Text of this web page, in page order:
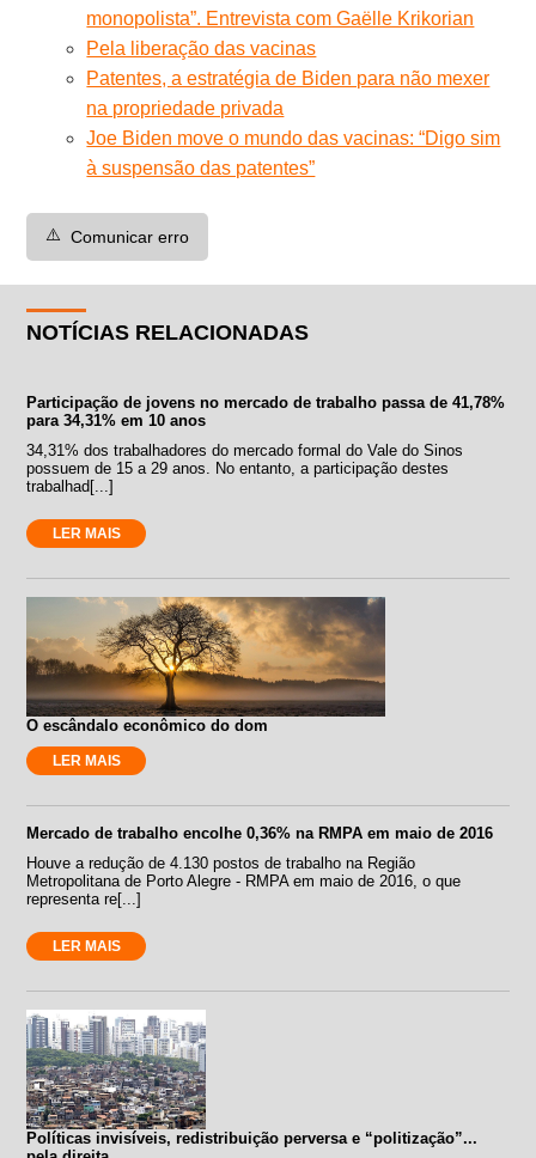
monopolista”. Entrevista com Gaëlle Krikorian
Pela liberação das vacinas
Patentes, a estratégia de Biden para não mexer
na propriedade privada
Joe Biden move o mundo das vacinas: “Digo sim
à suspensão das patentes”
⚠️ Comunicar erro
NOTÍCIAS RELACIONADAS
Participação de jovens no mercado de trabalho passa de 41,78%
para 34,31% em 10 anos
34,31% dos trabalhadores do mercado formal do Vale do Sinos
possuem de 15 a 29 anos. No entanto, a participação destes
trabalhad[...]
LER MAIS
O escândalo econômico do dom
LER MAIS
Mercado de trabalho encolhe 0,36% na RMPA em maio de 2016
Houve a redução de 4.130 postos de trabalho na Região
Metropolitana de Porto Alegre - RMPA em maio de 2016, o que
representa re[...]
LER MAIS
Políticas invisíveis, redistribuição perversa e “politização”...